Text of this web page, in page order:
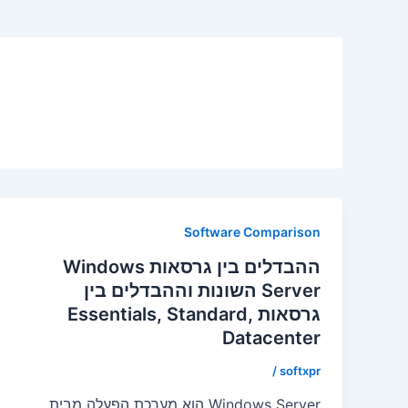
Software Comparison
ההבדלים בין גרסאות Windows
Server השונות וההבדלים בין
גרסאות Essentials, Standard,
Datacenter
softxpr
/